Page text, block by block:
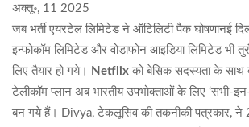
अक्तू॰, 11 2025
जब भर्ती एयरटेल लिमिटेडने ऑटिलिटी पैक घोषणानई
इन्फोकॉम लिमिटेडऔर वोडाफोन आइडिया लिमिटेडभी
लिए तैयार हो गये।
Netflix को बेसिक सदस्यता के साथ
टेलीकॉम प्लान अब भारतीय उपभोक्ताओं के लिए ‘सभी-
बन गये हैं। Divya, टेकलूसिव की तकनीकी पत्रकार,